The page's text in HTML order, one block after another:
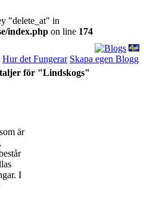
"delete_at" in
index.php on line 174
Hur det Fungerar Skapa egen Blogg
för "Lindskogs"
är
I